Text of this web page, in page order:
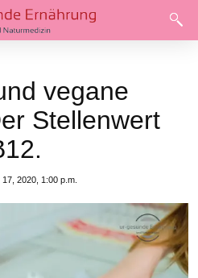
vegane
Stellenwert
2020, 1:00 p.m.